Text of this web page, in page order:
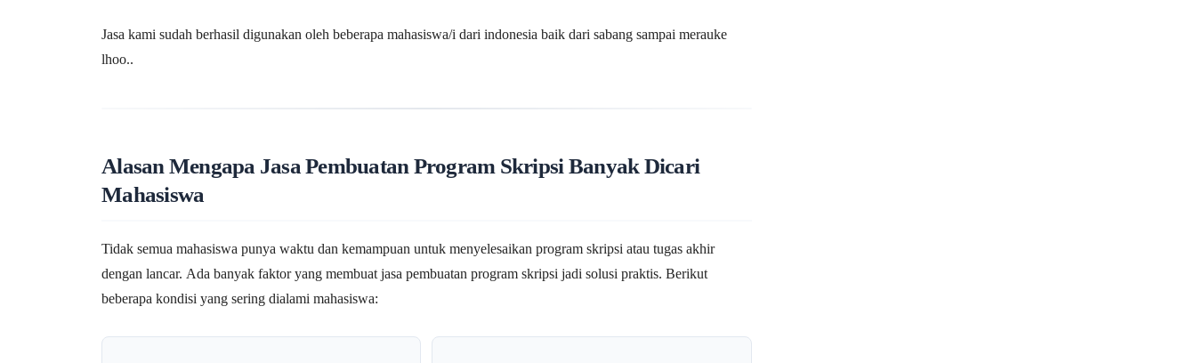
Jasa kami sudah berhasil digunakan oleh beberapa mahasiswa/i dari indonesia baik dari sabang sampai merauke
lhoo..
Alasan Mengapa Jasa Pembuatan Program Skripsi Banyak Dicari
Mahasiswa
Tidak semua mahasiswa punya waktu dan kemampuan untuk menyelesaikan program skripsi atau tugas akhir
dengan lancar. Ada banyak faktor yang membuat jasa pembuatan program skripsi jadi solusi praktis. Berikut
beberapa kondisi yang sering dialami mahasiswa: